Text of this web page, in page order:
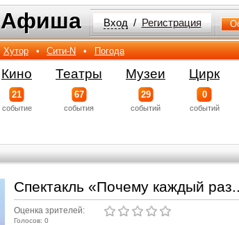
Афиша
Афиша Вход / Регистрация
Хутор • Сити-N • Погода
Кино
21
событиe
Театры
67
события
Музеи
29
событий
Цирк
0
событий
Спектакль «Почему каждый
Оценка зрителей:
Голосов: 0